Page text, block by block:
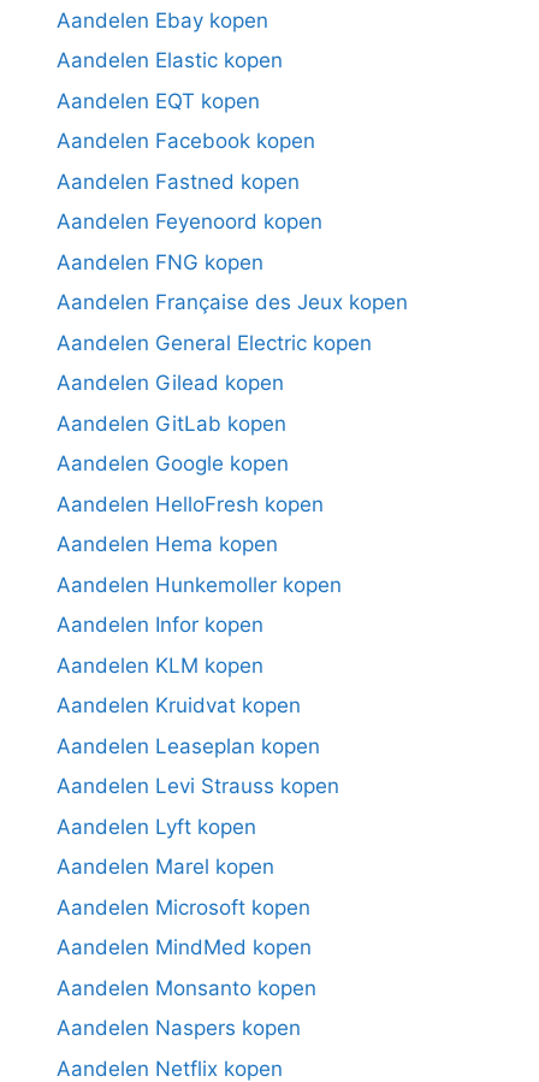
Aandelen Ebay kopen
Aandelen Elastic kopen
Aandelen EQT kopen
Aandelen Facebook kopen
Aandelen Fastned kopen
Aandelen Feyenoord kopen
Aandelen FNG kopen
Aandelen Française des Jeux kopen
Aandelen General Electric kopen
Aandelen Gilead kopen
Aandelen GitLab kopen
Aandelen Google kopen
Aandelen HelloFresh kopen
Aandelen Hema kopen
Aandelen Hunkemoller kopen
Aandelen Infor kopen
Aandelen KLM kopen
Aandelen Kruidvat kopen
Aandelen Leaseplan kopen
Aandelen Levi Strauss kopen
Aandelen Lyft kopen
Aandelen Marel kopen
Aandelen Microsoft kopen
Aandelen MindMed kopen
Aandelen Monsanto kopen
Aandelen Naspers kopen
Aandelen Netflix kopen